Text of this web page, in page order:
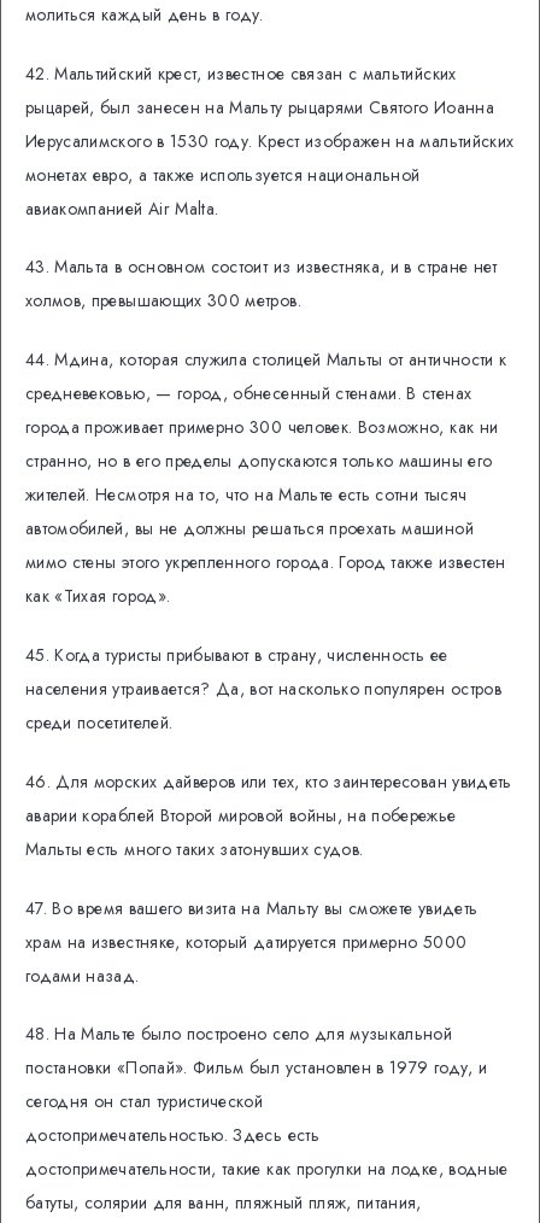
молиться каждый день в году.
42. Мальтийский крест, известное связан с мальтийских
рыцарей, был занесен на Мальту рыцарями Святого Иоанна
Иерусалимского в 1530 году. Крест изображен на мальтийских
монетах евро, а также используется национальной
авиакомпанией Air Malta.
43. Мальта в основном состоит из известняка, и в стране нет
холмов, превышающих 300 метров.
44. Мдина, которая служила столицей Мальты от античности к
средневековью, — город, обнесенный стенами. В стенах
города проживает примерно 300 человек. Возможно, как ни
странно, но в его пределы допускаются только машины его
жителей. Несмотря на то, что на Мальте есть сотни тысяч
автомобилей, вы не должны решаться проехать машиной
мимо стены этого укрепленного города. Город также известен
как «Тихая город».
45. Когда туристы прибывают в страну, численность ее
населения утраивается? Да, вот насколько популярен остров
среди посетителей.
46. ​​Для морских дайверов или тех, кто заинтересован увидеть
аварии кораблей Второй мировой войны, на побережье
Мальты есть много таких затонувших судов.
47. Во время вашего визита на Мальту вы сможете увидеть
храм на известняке, который датируется примерно 5000
годами назад.
48. На Мальте было построено село для музыкальной
постановки «Попай». Фильм был установлен в 1979 году, и
сегодня он стал туристической
достопримечательностью. Здесь есть
достопримечательности, такие как прогулки на лодке, водные
батуты, солярии для ванн, пляжный пляж, питания,